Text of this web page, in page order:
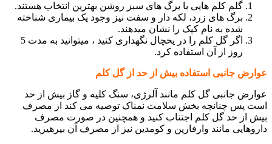
گلم کلم هایی با برگ های سبز روشن بهترین انتخاب هستند.
برگ های زرد، لکه دار و سفت نیز وجود یک بیماری شناخته
شده به نام کپک را نشان میدهند.
اگر گل کلم را در یخچال نگهداری کنید ، میتوانید به مدت 5
روز از آن استفاده کرد.
عوارض جانبی استفاده بیش از حد از گل کلم
عوارض جانبی گل کلم مانند آلرژی، سنگ کلیه و گاز بیش از حد
است پس چنانچه بخش سلامت نمناک توصیه می کند از مصرف
بیش از حد گل کلم اجتناب کنید و همچنین در صورت مصرف
داروهایی مانند وارفارین و کومدین نیز از مصرف آن بپرهیزید.